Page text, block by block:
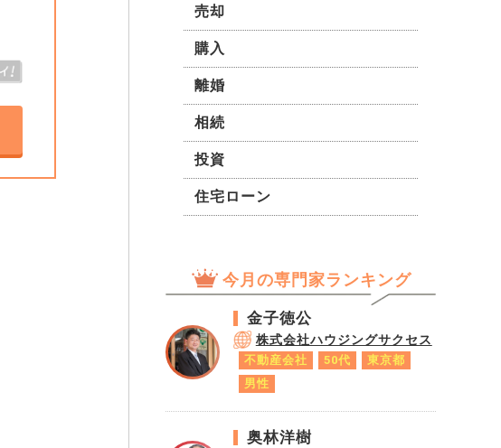
売却
購入
離婚
相続
投資
住宅ローン
今月の専門家ランキング
金子徳公
株式会社ハウジングサクセス
不動産会社 50代
東京都
男性
奥林洋樹